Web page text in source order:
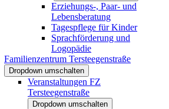
Erziehungs-, Paar- und
Lebensberatung
Tagespflege für Kinder
Sprachförderung und
Logopädie
Familienzentrum Tersteegenstraße
Dropdown umschalten
Veranstaltungen FZ
Tersteegenstraße
Dropdown umschalten